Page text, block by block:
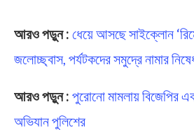
আরও পড়ুন : ধেয়ে আসছে সাইক্লোন
জলোচ্ছ্বাস, পর্যটকদের সমুদ্রে নামার
আরও পড়ুন : পুরোনো মামলায় বিজেপির
অভিযান পুলিশের